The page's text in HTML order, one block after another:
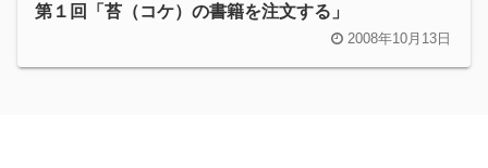
第１回「苔（コケ）の書籍を注文する」
2008年10月13日